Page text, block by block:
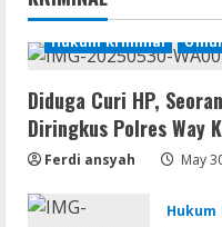
1
Remux
2160𝚙
Hukum Kriminal
Diduga Curi HP,
Diringkus Polres Way
Ferdi ansyah May
Hukum